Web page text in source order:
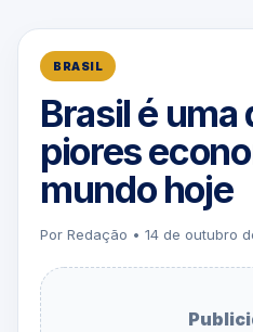
BRASIL
Brasil é uma
piores
mundo hoje
Por Redação • 14 de outubro